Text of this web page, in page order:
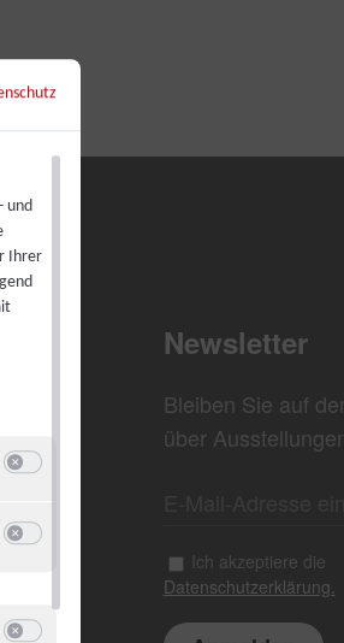
Newsletter
Bleiben Sie auf
über
Ich akzeptiere die
Datenschutzerklärung.
und
Ihrer
Analytics
Switch zum Einwilligen bzw. Ablehnen des